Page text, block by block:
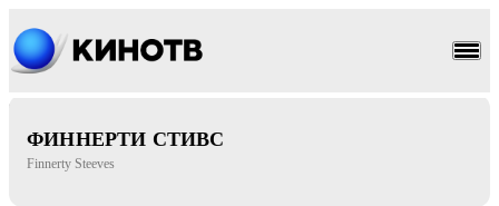
ФИННЕРТИ СТИВС
Finnerty Steeves